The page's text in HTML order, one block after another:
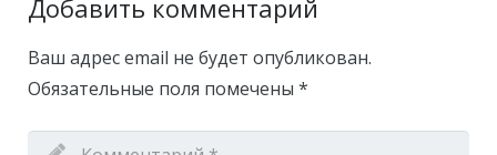
Добавить комментарий
Ваш адрес email не будет опубликован.
Обязательные поля помечены *